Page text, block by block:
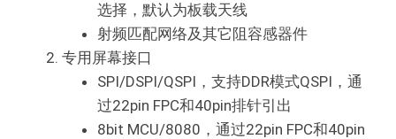
选择，默认为板载天线
射频匹配网络及其它阻容感器件
专用屏幕接口
SPI/DSPI/QSPI，支持DDR模式QSPI，通
过22pin FPC和40pin排针引出
8bit MCU/8080，通过22pin FPC和40pin